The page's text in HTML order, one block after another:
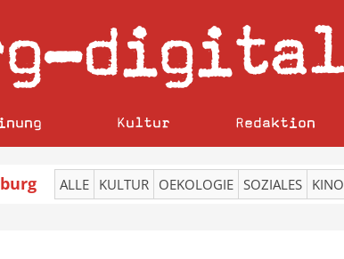
–digital
Kultur Redaktion
ALLE KULTUR OEKOLOGIE SOZIALES KINO